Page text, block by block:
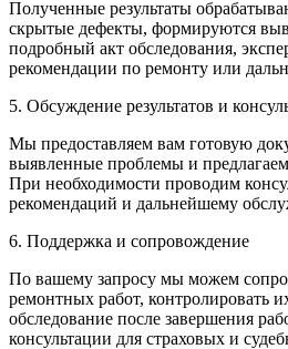
Полученные результаты
скрытые дефекты, формируются
подробный акт обследования,
рекомендации по ремонту или
5. Обсуждение результатов и
Мы предоставляем вам готовую
выявленные проблемы и
При необходимости проводим
рекомендаций и дальнейшему
6. Поддержка и сопровождение
По вашему запросу мы можем
ремонтных работ, контролировать
обследование после завершения
консультации для страховых и